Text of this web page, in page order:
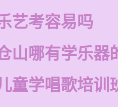
艺考容易吗
山哪有学乐器
童学唱歌培训